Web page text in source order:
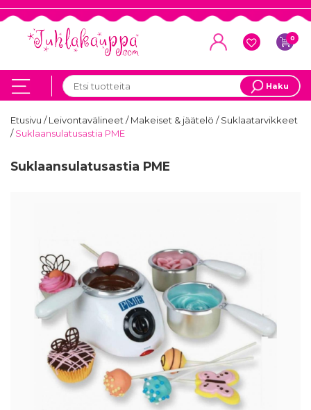
0
Haku
Etusivu /Leivontavälineet/Makeiset & jäätelö /Suklaatarvikkeet
/Suklaansulatusastia PME
Suklaansulatusastia PME